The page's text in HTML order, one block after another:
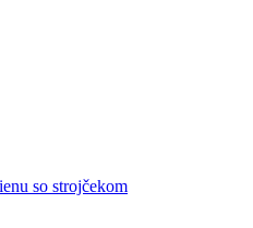
so strojčekom